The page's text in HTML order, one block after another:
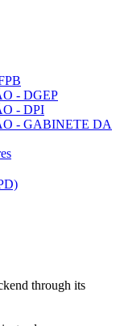
- DGEP
- DPI
- GABINETE DA
through its